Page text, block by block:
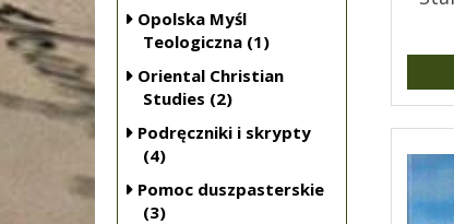
Opolska Myśl
Teologiczna (1)
Oriental Christian
Studies (2)
Podręczniki i skrypty
(4)
Pomoc duszpasterskie
(3)